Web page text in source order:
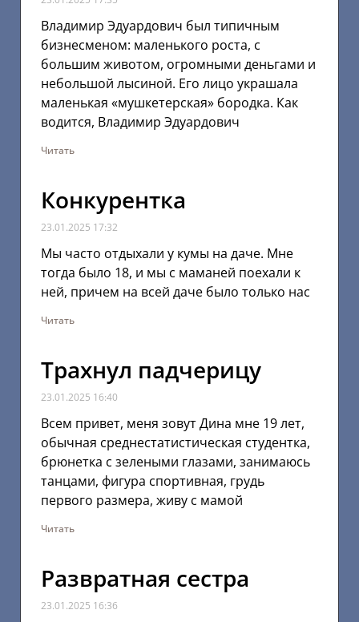
Владимир Эдуардович был типичным
бизнесменом: маленького роста, с
большим животом, огромными деньгами и
небольшой лысиной. Его лицо украшала
маленькая «мушкетерская» бородка. Как
водится, Владимир Эдуардович
Читать
Конкурентка
23.01.2025 17:32
Мы часто отдыхали у кумы на даче. Мне
тогда было 18, и мы с маманей поехали к
ней, причем на всей даче было только нас
Читать
Трахнул падчерицу
23.01.2025 16:40
Всем привет, меня зовут Дина мне 19 лет,
обычная среднестатистическая студентка,
брюнетка с зелеными глазами, занимаюсь
танцами, фигура спортивная, грудь
первого размера, живу с мамой
Читать
Развратная сестра
23.01.2025 16:36